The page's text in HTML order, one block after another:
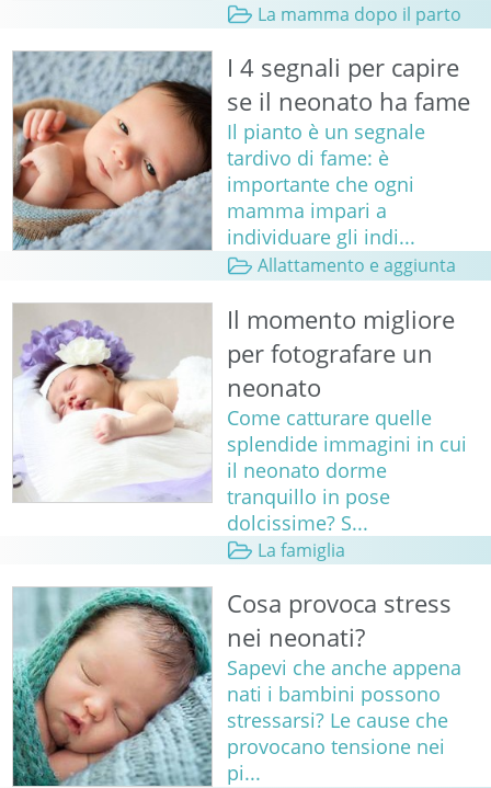
La mamma dopo il parto
I 4 segnali per capire
se il neonato ha fame
Il pianto è un segnale
tardivo di fame: è
importante che ogni
mamma impari a
individuare gli indi...
Allattamento e aggiunta
Il momento migliore
per fotografare un
neonato
Come catturare quelle
splendide immagini in cui
il neonato dorme
tranquillo in pose
dolcissime? S...
La famiglia
Cosa provoca stress
nei neonati?
Sapevi che anche appena
nati i bambini possono
stressarsi? Le cause che
provocano tensione nei
pi...